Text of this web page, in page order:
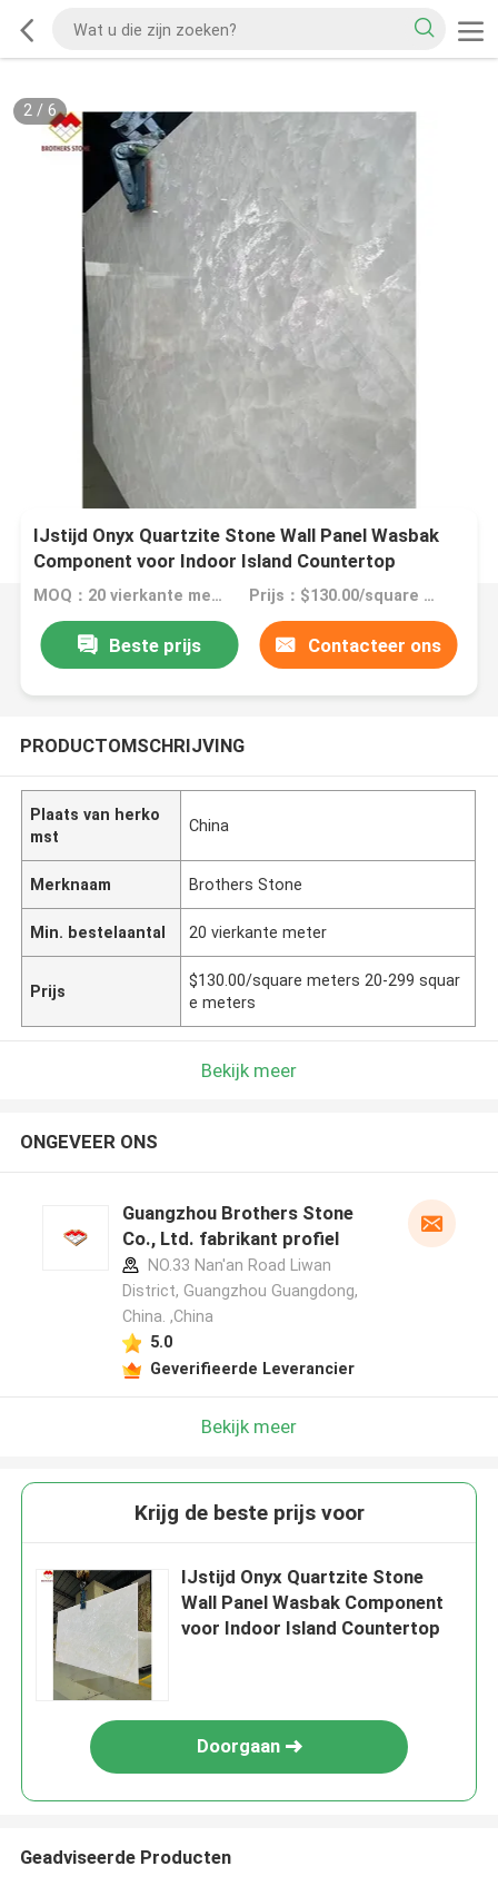
2/ 6
IJstijd Onyx Quartzite Stone Wall Panel Wasbak
Component voor Indoor Island Countertop
MOQ：20 vierkante meter Prijs：$130.00/square meters 20-299 square meters
Beste prijs Contacteer ons
PRODUCTOMSCHRIJVING
Plaats van herko
mst
China
Merknaam Brothers Stone
Min. bestelaantal 20 vierkante meter
Prijs
$130.00/square meters 20-299 squar
e meters
Bekijk meer
ONGEVEER ONS
Guangzhou Brothers Stone
Co., Ltd. fabrikant profiel
NO.33 Nan'an Road Liwan
District, Guangzhou Guangdong,
China. ,China
5.0
Geverifieerde Leverancier
Bekijk meer
Krijg de beste prijs voor
IJstijd Onyx Quartzite Stone
Wall Panel Wasbak Component
voor Indoor Island Countertop
Doorgaan
Geadviseerde Producten